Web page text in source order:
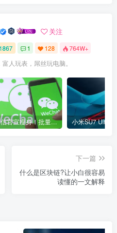
关注
1867 1 128 764W+
人玩表，屌丝玩电脑。
微信官宣瘦身！批量清理原图新功能来了 安卓、iOS均可使用
下一篇
什么是区块链?让小白很容易
读懂的一文解释